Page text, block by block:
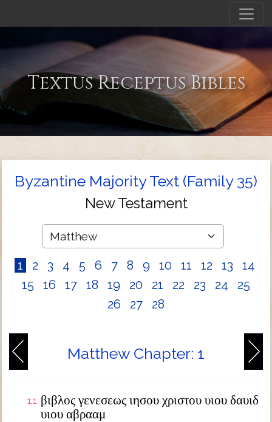
Textus Receptus Bibles
Byzantine Majority Text (Family 35)
New Testament
1 2 3 4 5 6 7 8 9 10 11 12 13
14
15
16 17 18 19 20 21 22 23 24
25
26
27 28
Matthew Chapter: 1
1:1 βιβλος γενεσεως ιησου χριστου υιου δαυιδ
υιου αβρααμ